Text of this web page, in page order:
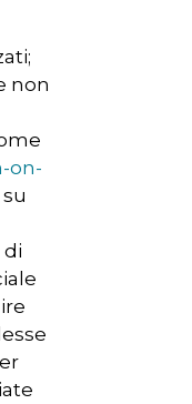
non
on-
di